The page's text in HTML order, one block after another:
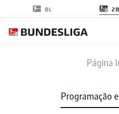
BL
Página
Programação
HSV
2